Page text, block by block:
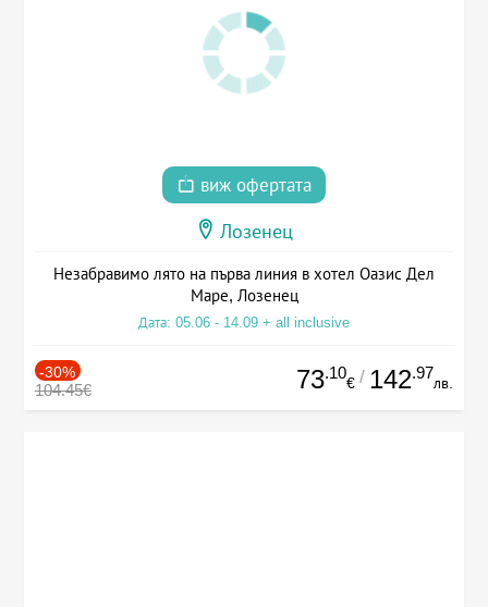
виж офертата
Лозенец
Незабравимо лято на първа линия в хотел Оазис Дел
Маре, Лозенец
Дата: 05.06 - 14.09 + all inclusive
-30%
104.45€ 73.10
€ / 142.97
лв.